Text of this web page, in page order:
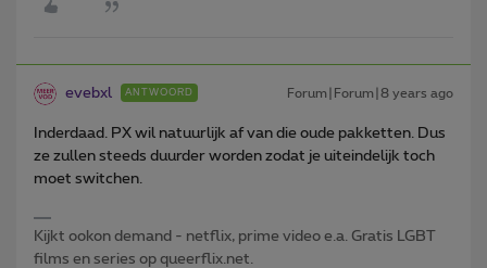
evebxl ANTWOORD Forum|Forum|8 years ago
Inderdaad. PX wil natuurlijk af van die oude pakketten. Dus
ze zullen steeds duurder worden zodat je uiteindelijk toch
moet switchen.
Kijkt ookon demand - netflix, prime video e.a. Gratis LGBT
films en series op queerflix.net.